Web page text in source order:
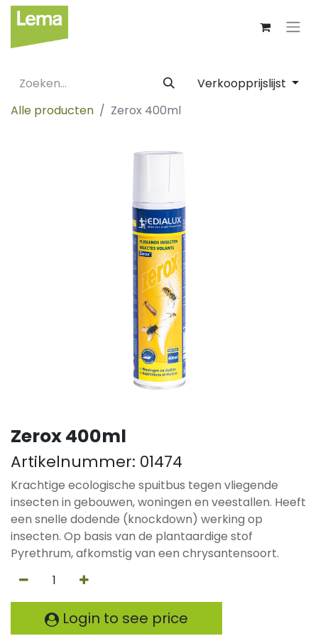
Verkoopprijslijst
Alle producten
Zerox 400ml
Zerox 400ml
Artikelnummer: 01474
Krachtige ecologische spuitbus tegen vliegende
insecten in gebouwen, woningen en veestallen. Heeft
een snelle dodende (knockdown) werking op
insecten. Op basis van de plantaardige stof
Pyrethrum, afkomstig van een chrysantensoort.
Login to see price